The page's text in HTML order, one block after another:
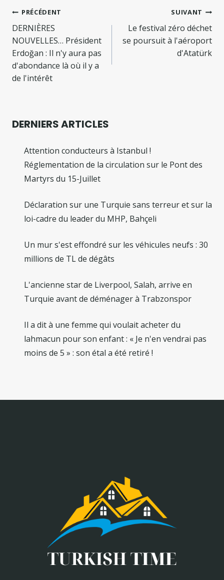
Navigation
de
l’article
PRÉCÉDENT
DERNIÈRES
NOUVELLES… Président
Erdoğan : Il n'y aura pas
d'abondance là où il y a
de l'intérêt
SUIVANT
Le festival zéro déchet
se poursuit à l'aéroport
d'Atatürk
DERNIERS ARTICLES
Attention conducteurs à Istanbul !
Réglementation de la circulation sur le Pont des
Martyrs du 15-Juillet
Déclaration sur une Turquie sans terreur et sur la
loi-cadre du leader du MHP, Bahçeli
Un mur s'est effondré sur les véhicules neufs : 30
millions de TL de dégâts
L'ancienne star de Liverpool, Salah, arrive en
Turquie avant de déménager à Trabzonspor
Il a dit à une femme qui voulait acheter du
lahmacun pour son enfant : « Je n'en vendrai pas
moins de 5 » : son étal a été retiré !